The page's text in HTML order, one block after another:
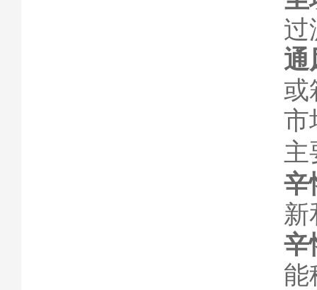
过
通
或
市
主
辛
新
辛
能